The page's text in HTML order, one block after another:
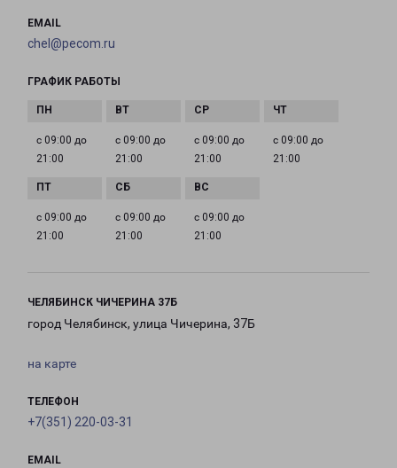
EMAIL
chel@pecom.ru
ГРАФИК РАБОТЫ
с 09:00 до
21:00
с 09:00 до
21:00
с 09:00 до
21:00
с 09:00 до
21:00
с 09:00 до
21:00
с 09:00 до
21:00
с 09:00 до
21:00
ЧЕЛЯБИНСК ЧИЧЕРИНА 37Б
город Челябинск, улица Чичерина, 37Б
на карте
ТЕЛЕФОН
+7(351) 220-03-31
EMAIL